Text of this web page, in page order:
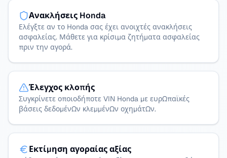
Ανακλήσεις Honda
Ελέγξτε αν το Honda σας έχει ανοιχτές ανακλήσεις
ασφαλείας. Μάθετε για κρίσιμα ζητήματα ασφαλείας
πριν την αγορά.
Έλεγχος κλοπής
Συγκρίνετε οποιοδήποτε VIN Honda με ευρωπαϊκές
βάσεις δεδομένων κλεμμένων οχημάτων.
Εκτίμηση αγοραίας αξίας